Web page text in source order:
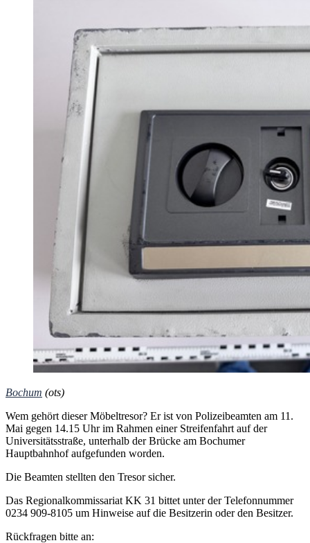
Bochum (ots)
Wem gehört dieser Möbeltresor? Er ist von Polizeibeamten am 11.
Mai gegen 14.15 Uhr im Rahmen einer Streifenfahrt auf der
Universitätsstraße, unterhalb der Brücke am Bochumer
Hauptbahnhof aufgefunden worden.
Die Beamten stellten den Tresor sicher.
Das Regionalkommissariat KK 31 bittet unter der Telefonnummer
0234 909-8105 um Hinweise auf die Besitzerin oder den Besitzer.
Rückfragen bitte an: